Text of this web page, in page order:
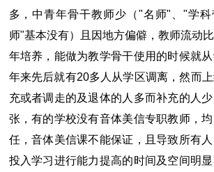
多，中青年骨干教师少（"名师"、"学
师"基本没有）且因地方偏僻，教师流动
年培养，能做为教学骨干使用的时候就
年来先后就有20多人从学区调离，然而
充或者调走的及退体的人多而补充的人
张，有的学校没有音体美信专职教师，
任，音体美信课不能保证，且导致所有
投入学习进行能力提高的时间及空间明